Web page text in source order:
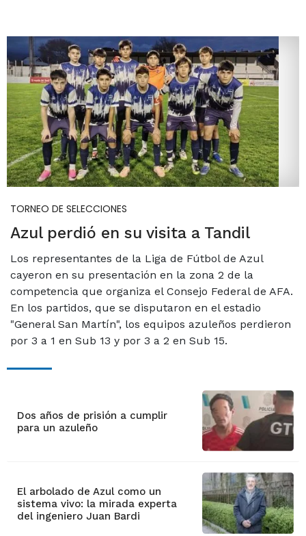
TORNEO DE SELECCIONES
Azul perdió en su visita a Tandil
Los representantes de la Liga de Fútbol de Azul
cayeron en su presentación en la zona 2 de la
competencia que organiza el Consejo Federal de AFA.
En los partidos, que se disputaron en el estadio
"General San Martín", los equipos azuleños perdieron
por 3 a 1 en Sub 13 y por 3 a 2 en Sub 15.
Dos años de prisión a cumplir
para un azuleño
El arbolado de Azul como un
sistema vivo: la mirada experta
del ingeniero Juan Bardi